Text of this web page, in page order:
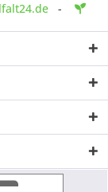
-